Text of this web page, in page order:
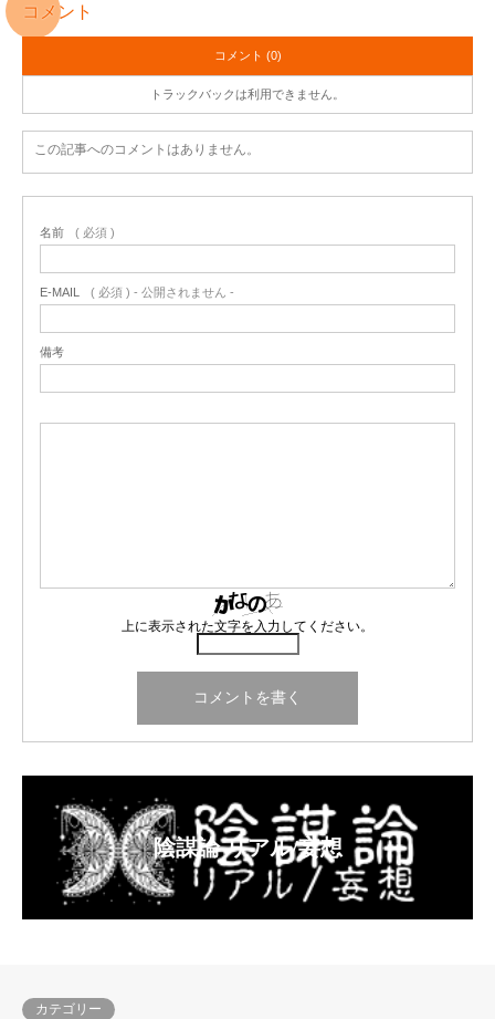
コメント
コメント (0)
トラックバックは利用できません。
この記事へのコメントはありません。
名前 ( 必須 )
E-MAIL ( 必須 ) - 公開されません -
備考
上に表示された文字を入力してください。
陰謀論 リアル/妄想
カテゴリー